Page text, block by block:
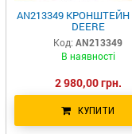
AN213349 КРОНШТЕЙН
DEERE
Код: AN213349
В наявності
2 980,00 грн.
КУПИТИ